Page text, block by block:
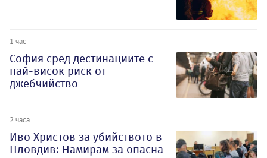
1 час
София сред дестинациите с
най-висок риск от
джебчийство
2 часа
Иво Христов за убийството в
Пловдив: Намирам за опасна